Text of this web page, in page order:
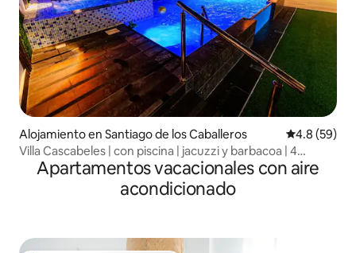
Alojamiento en Santiago de los Caballeros Calificación
4.8 (59)
Villa Cascabeles | con piscina | jacuzzi y barbacoa | 4
dormitorios
Apartamentos vacacionales con aire
acondicionado